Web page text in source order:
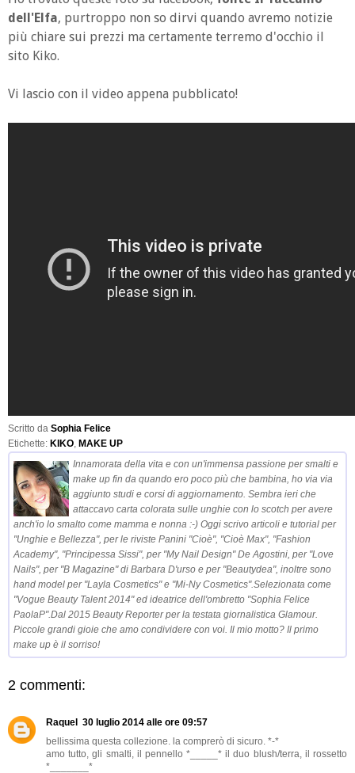
dell'Elfa, purtroppo non so dirvi quando avremo notizie
più chiare sui prezzi ma certamente terremo d'occhio il
sito Kiko.
Vi lascio con il video appena pubblicato!
Scritto da Sophia Felice
Etichette: KIKO MAKE UP
Innamorata della vita e con un'immensa passione per smalti e
make up fin da quando ero poco più che bambina, ho via via
aggiunto studi e corsi di aggiornamento. Sembra ieri che
attaccavo carta colorata sulle unghie con lo scotch per avere
anch'io lo smalto come mamma e nonna :-) Oggi scrivo articoli e tutorial per
"Unghie e Bellezza", per le riviste Panini "Cioè", "Cioè Max", "Fashion
Academy", "Principessa Sissi", per "My Nail Design" De Agostini, per "Love
Nails", per "B Magazine" di Barbara D'urso e per "Beautydea", inoltre sono
hand model per "Layla Cosmetics" e "Mi-Ny Cosmetics".Selezionata come
"Vogue Beauty Talent 2014" ed ideatrice dell'ombretto "Sophia Felice
PaolaP".Dal 2015 Beauty Reporter per la testata giornalistica Glamour.
Piccole grandi gioie che amo condividere con voi. Il mio motto? Il primo
make up è il sorriso!
2 commenti:
Raquel 30 luglio 2014 alle ore 09:57
bellissima questa collezione. la comprerò di sicuro. *-*
amo tutto, gli smalti, il pennello *_____* il duo blush/terra, il rossetto
*_______*